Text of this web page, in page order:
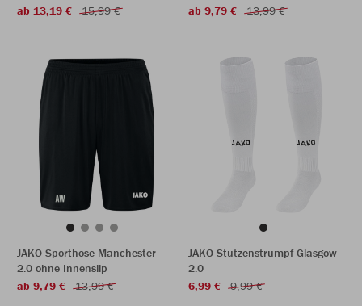
ab 13,19 € 15,99 € ab 9,79 € 13,99 €
JAKO Sporthose Manchester
2.0 ohne Innenslip
ab 9,79 €
13,99 €
JAKO Stutzenstrumpf Glasgow
2.0
6,99 €
9,99 €